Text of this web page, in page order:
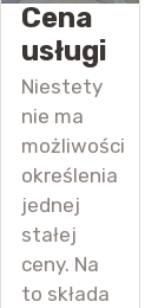
Cena
usługi
Niestety
nie ma
możliwości
określenia
jednej
stałej
ceny. Na
to składa